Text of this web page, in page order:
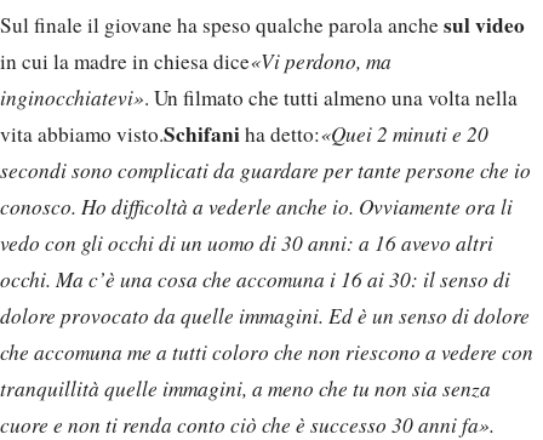
Sul finale il giovane ha speso qualche parola anchesul video
in cui la madre in chiesa dice«Vi perdono, ma
inginocchiatevi». Un filmato che tutti almeno una volta nella
vita abbiamo visto.Schifaniha detto:«Quei 2 minuti e 20
secondi sono complicati da guardare per tante persone che io
conosco. Ho difficoltà a vederle anche io. Ovviamente ora li
vedo con gli occhi di un uomo di 30 anni: a 16 avevo altri
occhi. Ma c’è una cosa che accomuna i 16 ai 30: il senso di
dolore provocato da quelle immagini. Ed è un senso di dolore
che accomuna me a tutti coloro che non riescono a vedere con
tranquillità quelle immagini, a meno che tu non sia senza
cuore e non ti renda conto ciò che è successo 30 anni fa».